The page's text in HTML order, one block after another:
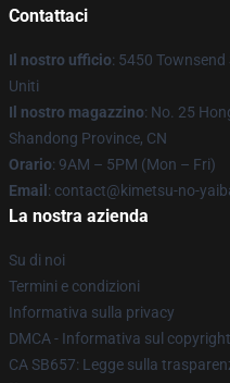
Contattaci
Il nostro ufficio: 5450
Uniti
Il nostro magazzino: No. 25
Shandong Province, CN
Orario: 9AM – 5PM (Mon – Fri)
Email : contact@kimetsu-no-
La nostra azienda
Su di noi
Termini e condizioni
Informativa sulla privacy
DMCA - Informativa sul copyright
CA SB657: Legge sulla